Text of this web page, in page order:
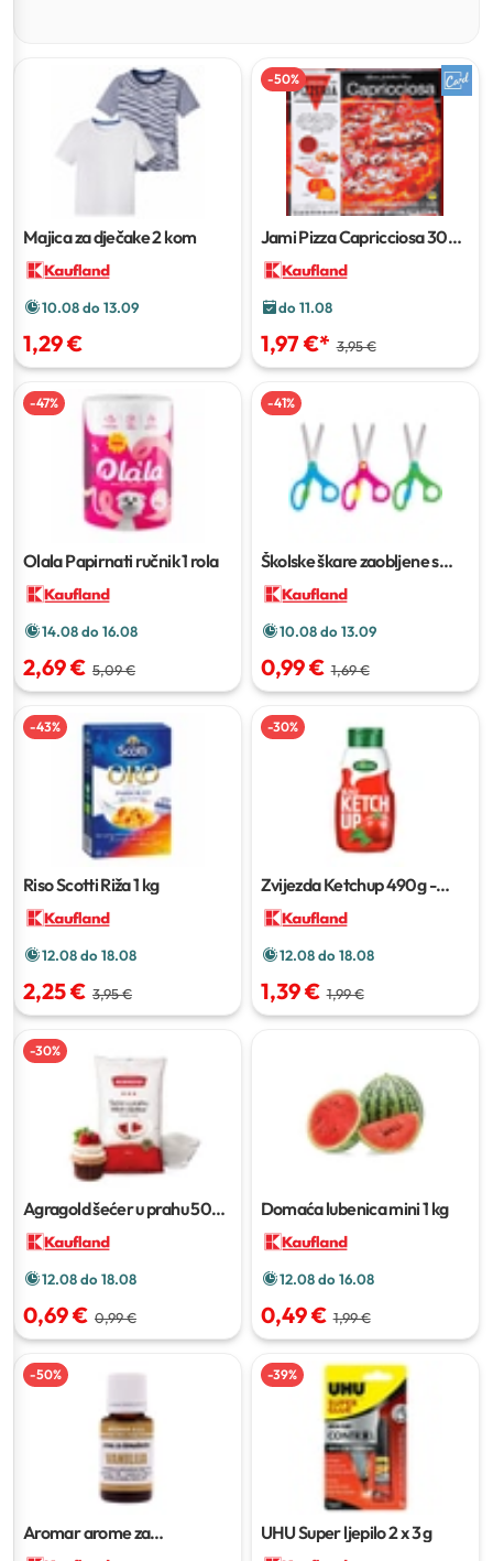
Majica za dječake2 kom
10.08 do 13.09
1,29 €
-50%
Jami Pizza Capricciosa300
do 11.08
1,97 €* 3,95 €
-47%
Olala Papirnati ručnik1 rola
14.08 do 16.08
2,69 € 5,09 €
-41%
Školske škare zaobljene s
10.08 do 13.09
0,99 € 1,69 €
-43%
Riso Scotti Riža1 kg
12.08 do 18.08
2,25 € 3,95 €
-30%
Zvijezda Ketchup490g -
12.08 do 18.08
1,39 € 1,99 €
-30%
Agragold šećer u prahu500
12.08 do 18.08
0,69 € 0,99 €
Domaća lubenica mini1 kg
12.08 do 16.08
0,49 € 1,99 €
-50%
Aromar arome za
-39%
UHU Super ljepilo2 x 3 g